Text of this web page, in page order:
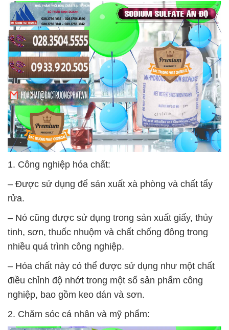
1. Công nghiệp hóa chất:
– Được sử dụng để sản xuất xà phòng và chất tẩy
rửa.
– Nó cũng được sử dụng trong sản xuất giấy, thủy
tinh, sơn, thuốc nhuộm và chất chống đông trong
nhiều quá trình công nghiệp.
– Hóa chất này có thể được sử dụng như một chất
điều chỉnh độ nhớt trong một số sản phẩm công
nghiệp, bao gồm keo dán và sơn.
2. Chăm sóc cá nhân và mỹ phẩm: